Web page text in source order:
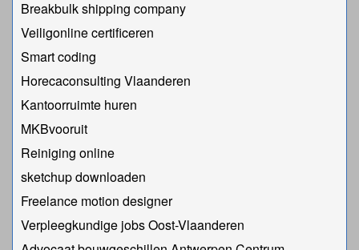
Breakbulk shipping company
Veiligonline certificeren
Smart coding
Horecaconsulting Vlaanderen
Kantoorruimte huren
MKBvooruit
Reiniging online
sketchup downloaden
Freelance motion designer
Verpleegkundige jobs Oost-Vlaanderen